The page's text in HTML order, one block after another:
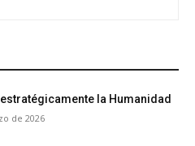
la Humanidad
de 2026